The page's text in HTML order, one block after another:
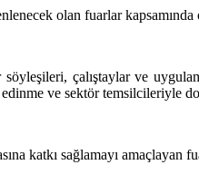
olan fuarlar
çalıştaylar ve
ve sektör temsilcileriyle
katkı sağlamayı amaçlayan